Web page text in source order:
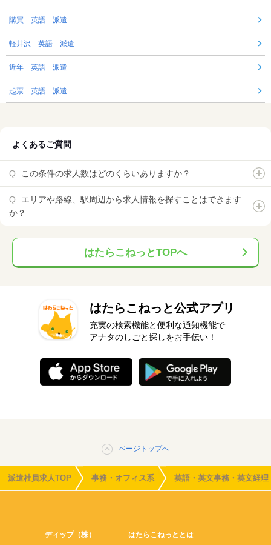
購買 英語 派遣
軽井沢 英語 派遣
近年 英語 派遣
起票 英語 派遣
よくあるご質問
この条件の求人数はどのくらいありますか？
エリアや路線、駅周辺から求人情報を探すことはできます
か？
はたらこねっとTOPへ
はたらこねっと公式アプリ
充実の検索機能と便利な通知機能で
アナタのしごと探しをお手伝い！
ページトップへ
派遣社員求人TOP 事務・オフィス系 英語・英文事務・英文経理
ディップ（株） はたらこねっととは